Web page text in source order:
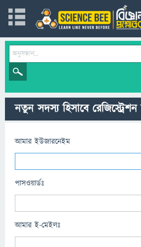
নতুন সদস্য হিসাবে
আমার ইউজারনেইম
পাসওয়ার্ডঃ
আমার ই-মেইলঃ